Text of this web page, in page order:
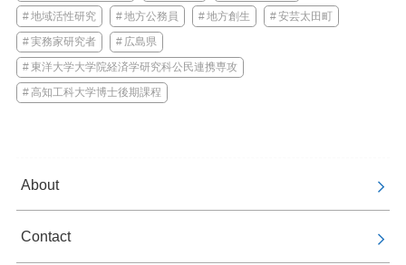
地域活性研究 地方公務員 地方創生 安芸太田町
実務家研究者 広島県
東洋大学大学院経済学研究科公民連携専攻
高知工科大学博士後期課程
About
Contact